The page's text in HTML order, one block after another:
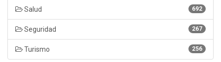
692
Salud
267
Seguridad
256
Turismo